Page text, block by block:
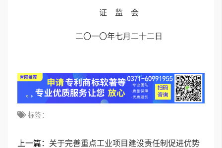
证 监 会
二〇一〇年七月二十二日
标签：
上一篇： 关于完善重点工业项目建设责任制促进优势